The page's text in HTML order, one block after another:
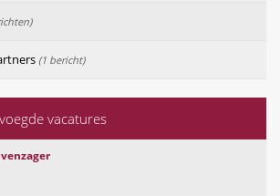
(1 bericht)
vacatures